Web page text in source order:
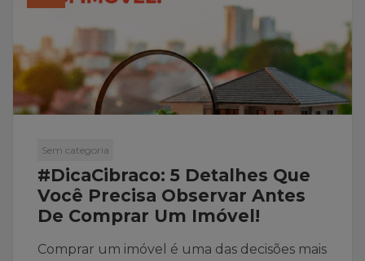
Sem categoria
#DicaCibraco: 5 Detalhes Que
Você Precisa Observar Antes
De Comprar Um Imóvel!
Comprar um imóvel é uma das decisões mais